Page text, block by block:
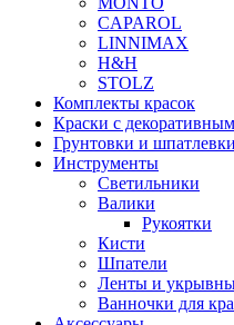
CAPAROL
LINNIMAX
H&H
STOLZ
Комплекты красок
Краски с
Грунтовки и шпатлевки
Инструменты
Светильники
Валики
Рукоятки
Кисти
Шпатели
Ленты и
Ванночки для